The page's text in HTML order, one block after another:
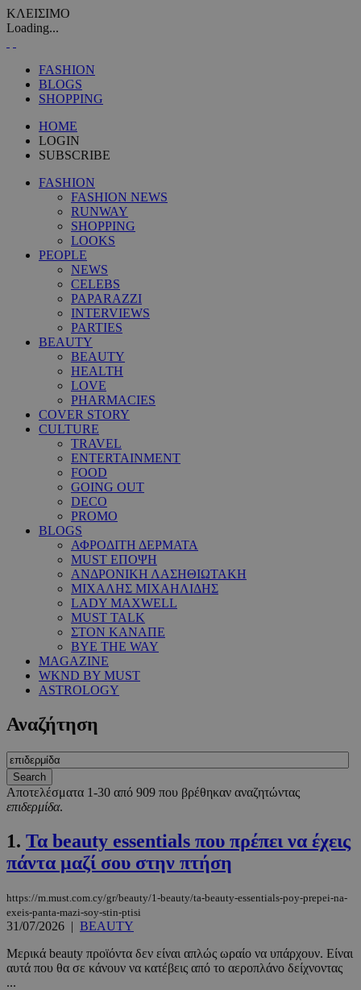
ΚΛΕΙΣΙΜΟ
Loading...
FASHION
BLOGS
SHOPPING
HOME
LOGIN
SUBSCRIBE
FASHION
FASHION NEWS
RUNWAY
SHOPPING
LOOKS
PEOPLE
NEWS
CELEBS
PAPARAZZI
INTERVIEWS
PARTIES
BEAUTY
BEAUTY
HEALTH
LOVE
PHARMACIES
COVER STORY
CULTURE
TRAVEL
ENTERTAINMENT
FOOD
GOING OUT
DECO
PROMO
BLOGS
ΑΦΡΟΔΙΤΗ ΔΕΡΜΑΤΑ
MUST ΕΠΟΨΗ
ΑΝΔΡΟΝΙΚΗ ΛΑΣΗΘΙΩΤΑΚΗ
ΜΙΧΑΛΗΣ ΜΙΧΑΗΛΙΔΗΣ
LADY MAXWELL
MUST TALK
ΣΤΟΝ ΚΑΝΑΠΕ
BYE THE WAY
MAGAZINE
WKND BY MUST
ASTROLOGY
Αναζήτηση
Αποτελέσματα 1-30 από 909 που βρέθηκαν αναζητώντας
επιδερμίδα.
1. Τα beauty essentials που πρέπει να έχεις
πάντα μαζί σου στην πτήση
https://m.must.com.cy/gr/beauty/1-beauty/ta-beauty-essentials-poy-prepei-na-
exeis-panta-mazi-soy-stin-ptisi
31/07/2026 | BEAUTY
Μερικά beauty προϊόντα δεν είναι απλώς ωραίο να υπάρχουν. Είναι
αυτά που θα σε κάνουν να κατέβεις από το αεροπλάνο δείχνοντας
...